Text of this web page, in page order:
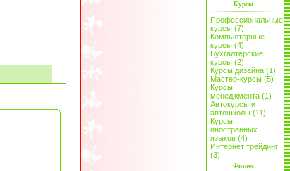
Курсы
Профессиональные
курсы (7)
Компьютерные
курсы (4)
Бухгалтерские
курсы (2)
Курсы дизайна (1)
Мастер-курсы (5)
Курсы
менеджмента (1)
Автокурсы и
автошколы (11)
Курсы
иностранных
языков (4)
Интернет трейдинг
(3)
Фитнес